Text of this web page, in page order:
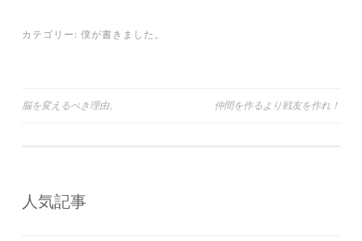
カテゴリー: 僕が書きました。
投
ゲ
脳を変えるべき理由。 仲間を作るより戦友を作れ！
人気記事